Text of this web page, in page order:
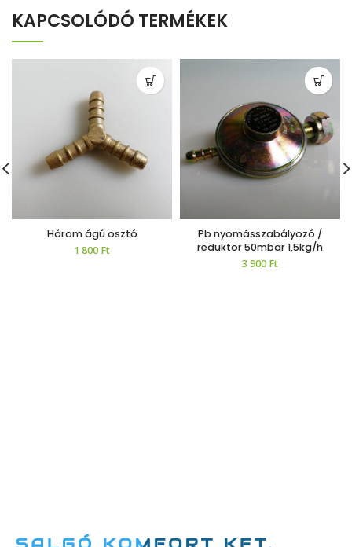
KAPCSOLÓDÓ TERMÉKEK
Három ágú osztó
1 800Ft
Pb nyomásszabályozó /
reduktor 50mbar 1,5kg/h
3 900Ft